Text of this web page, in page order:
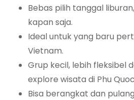
Bebas pilih tanggal
kapan saja.
Ideal untuk yang baru
Vietnam.
Grup kecil, lebih fleksibel
explore wisata di Phu
Bisa berangkat dan